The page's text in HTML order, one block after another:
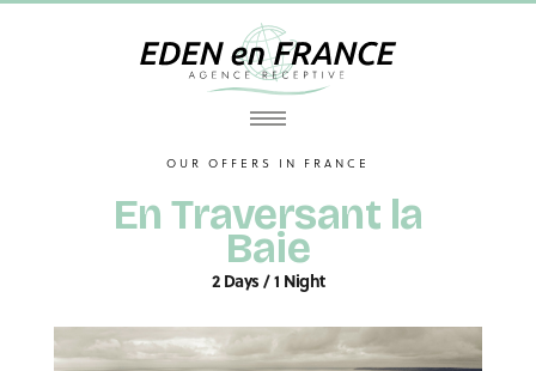
OUR OFFERS IN FRANCE
En Traversant la
Baie
2 Days / 1 Night